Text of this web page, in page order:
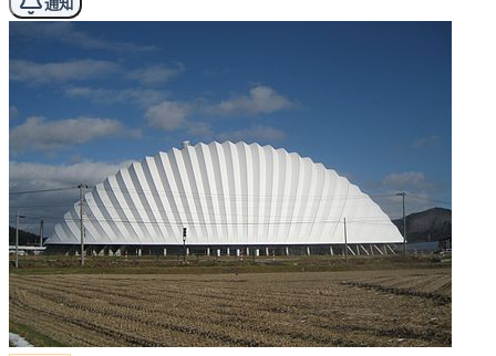
通知